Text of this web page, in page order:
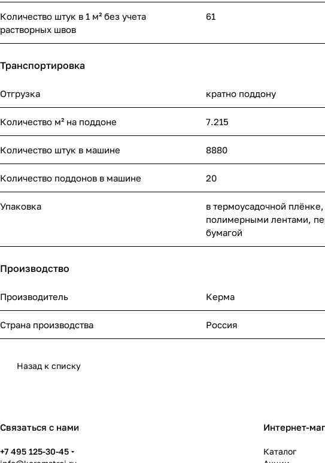
Количество штук в 1 м² без учета
растворных швов
61
Транспортировка
Отгрузка кратно поддону
Количество м² на поддоне 7.215
Количество штук в машине 8880
Количество поддонов в машине 20
Упаковка
в термоусадочной
полимерными лентами,
бумагой
Производство
Производитель Керма
Страна производства Россия
Назад к списку
Связаться с нами
+7 495 125-30-45
Интернет-
Каталог